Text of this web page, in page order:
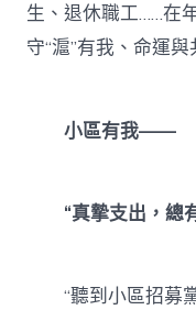
生、退休職工……在
守“滬”有我、命運
小區有我——
“真摯支出，總
“聽到小區招募黨